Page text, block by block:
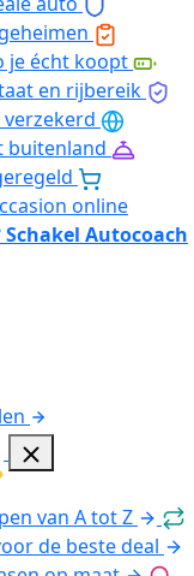
je écht koopt
en rijbereik
buitenland
online
Schakel Autocoach
van A tot Z
de beste deal